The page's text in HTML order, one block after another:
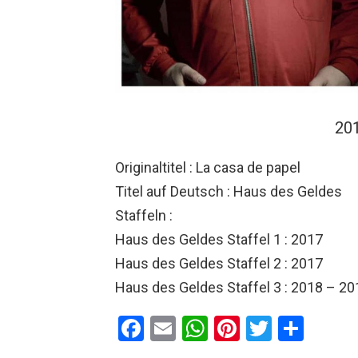
Originaltitel : La casa de papel
Titel auf Deutsch : Haus des Geldes
Staffeln :
Haus des Geldes Staffel 1 : 2017
Haus des Geldes Staffel 2 : 2017
Haus des Geldes Staffel 3 : 2018 –
F
E
W
Pi
T